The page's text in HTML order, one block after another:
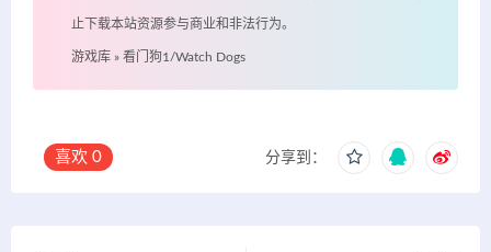
止下载本站资源参与商业和非法行为。
游戏库 » 看门狗1/Watch Dogs
喜欢 0 分享到：